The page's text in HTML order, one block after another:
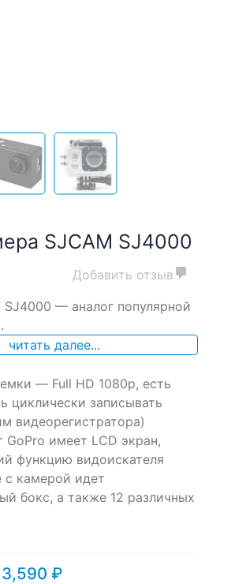
SJCAM SJ4000
Добавить отзыв
— аналог популярной
читать далее...
— Full HD 1080p, есть
циклически записывать
видеорегистратора)
GoPro имеет LCD экран,
функцию видоискателя
с камерой идет
бокс, а также 12 различных
3,590 ₽